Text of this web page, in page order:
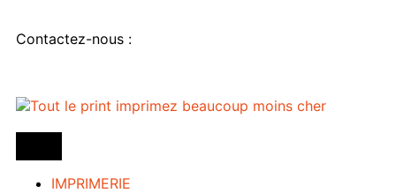
Contactez-nous :
IMPRIMERIE